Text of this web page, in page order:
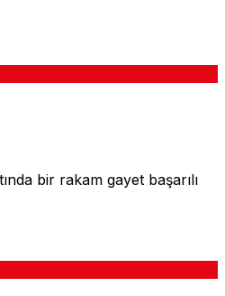
bir rakam gayet başarılı